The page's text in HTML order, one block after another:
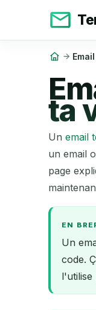
ta
Un email
un email
page
EN
Un
code.
l'utilise